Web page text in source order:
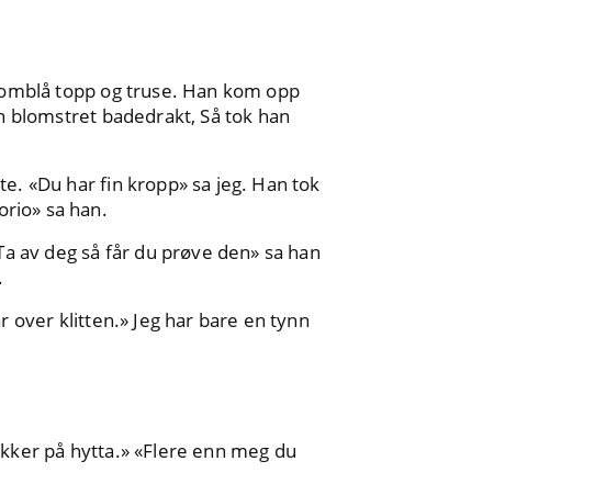
topp og truse. Han kom opp
blomstret badedrakt, Så tok han
«Du har fin kropp» sa jeg. Han tok
sa han.
av deg så får du prøve den» sa han
over klitten.» Jeg har bare en tynn
på hytta.» «Flere enn meg du